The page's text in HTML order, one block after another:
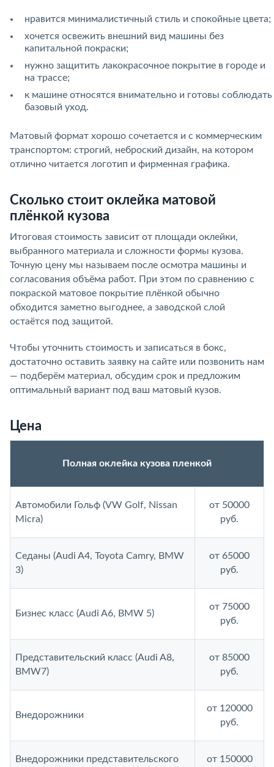
нравится минималистичный стиль и спокойные цвета;
хочется освежить внешний вид машины без
капитальной покраски;
нужно защитить лакокрасочное покрытие в городе и
на трассе;
к машине относятся внимательно и готовы соблюдать
базовый уход.
Матовый формат хорошо сочетается и с коммерческим
транспортом: строгий, неброский дизайн, на котором
отлично читается логотип и фирменная графика.
Сколько стоит оклейка матовой
плёнкой кузова
Итоговая стоимость зависит от площади оклейки,
выбранного материала и сложности формы кузова.
Точную цену мы называем после осмотра машины и
согласования объёма работ. При этом по сравнению с
покраской матовое покрытие плёнкой обычно
обходится заметно выгоднее, а заводской слой
остаётся под защитой.
Чтобы уточнить стоимость и записаться в бокс,
достаточно оставить заявку на сайте или позвонить нам
— подберём материал, обсудим срок и предложим
оптимальный вариант под ваш матовый кузов.
Цена
Полная оклейка кузова пленкой
Автомобили Гольф (VW Golf, Nissan
Micra)
от 50000
руб.
Седаны (Audi A4, Toyota Camry, BMW
3)
от 65000
руб.
Бизнес класс (Audi A6, BMW 5)
от 75000
руб.
Представительский класс (Audi A8,
BMW7)
от 85000
руб.
Внедорожники
от 120000
руб.
Внедорожники представительского
от 150000